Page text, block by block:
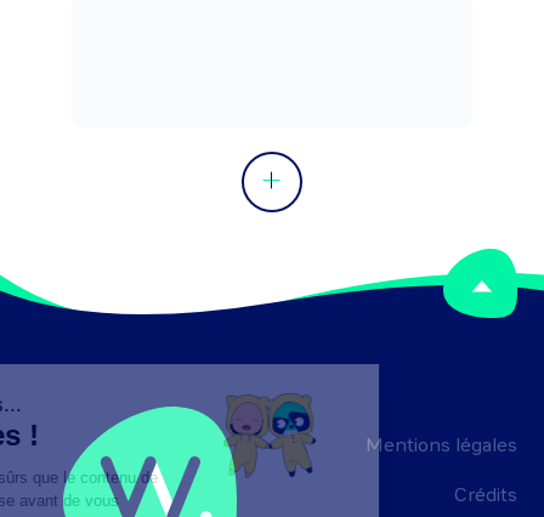
territoriale (commune, conseil général,
conseil régional, ...), d'une administration
déconcentrée (direction
départementale, direction régionale,
ou de mission ponctuels.
Mentions légales
Crédits